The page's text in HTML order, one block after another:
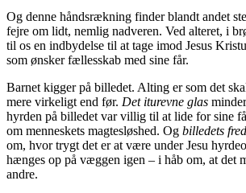
Og denne håndsrækning finder blandt andet
fejre om lidt, nemlig nadveren. Ved alteret, i
til os en indbydelse til at tage imod Jesus
som ønsker fællesskab med sine får.
Barnet kigger på billedet. Alting er som det
mere virkeligt end før. Det iturevne glas
hyrden på billedet var villig til at lide for sine
om menneskets magtesløshed. Og billedets
om, hvor trygt det er at være under Jesu
hænges op på væggen igen – i håb om, at det
andre.